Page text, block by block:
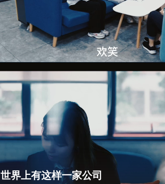
世界上有这样一家公司